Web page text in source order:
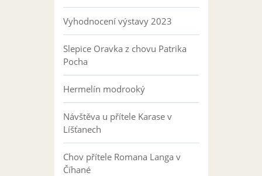
Vyhodnocení výstavy 2023
Slepice Oravka z chovu Patrika
Pocha
Hermelín modrooký
Návštěva u přítele Karase v
Líšťanech
Chov přítele Romana Langa v
Číhané